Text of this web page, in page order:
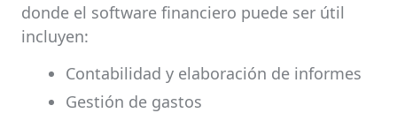
donde el software financiero puede ser útil
incluyen:
Contabilidad y elaboración de informes
Gestión de gastos